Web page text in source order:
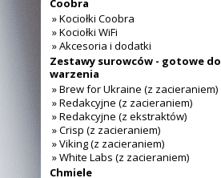
Coobra
» Kociołki Coobra
» Kociołki WiFi
» Akcesoria i dodatki
Zestawy surowców - gotowe do
warzenia
» Brew for Ukraine (z zacieraniem)
» Redakcyjne (z zacieraniem)
» Redakcyjne (z ekstraktów)
» Crisp (z zacieraniem)
» Viking (z zacieraniem)
» White Labs (z zacieraniem)
Chmiele